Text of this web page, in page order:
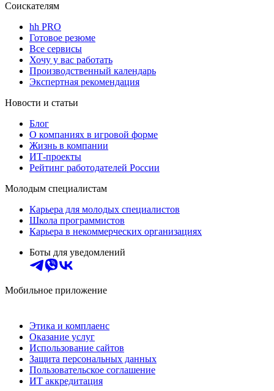
Соискателям
hh PRO
Готовое резюме
Все сервисы
Хочу у вас работать
Производственный календарь
Экспертная рекомендация
Новости и статьи
Блог
О компаниях в игровой форме
Жизнь в компании
ИТ-проекты
Рейтинг работодателей России
Молодым специалистам
Карьера для молодых специалистов
Школа программистов
Карьера в некоммерческих организациях
Боты для уведомлений
Мобильное приложение
Этика и комплаенс
Оказание услуг
Использование сайтов
Защита персональных данных
Пользовательское соглашение
ИТ аккредитация